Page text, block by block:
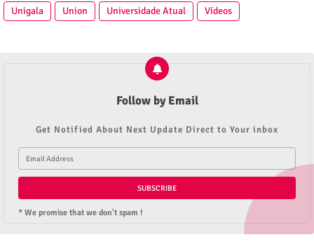
Unigala
Union Universidade Atual Vídeos
Follow by Email
Get Notified About Next Update Direct to Your inbox
* We promise that we don't spam !